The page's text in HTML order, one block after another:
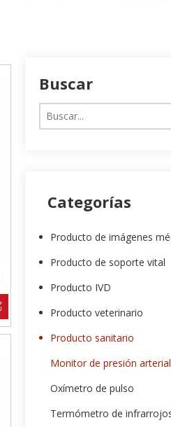
Buscar
Categorías
Producto de soporte vital
Producto IVD
Producto veterinario
Producto sanitario
Monitor de presión arterial
Oxímetro de pulso